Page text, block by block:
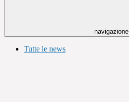
navigazione
Tutte le news